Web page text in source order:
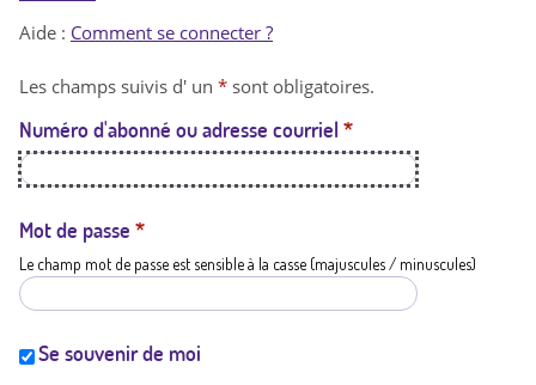
t
a
t
i
Aide : Comment se connecter ?
Les champs suivis d' un * sont obligatoires.
Numéro d'abonné ou adresse courriel *
Mot de passe *
Le champ mot de passe est sensible à la casse (majuscules / minuscules)
Se souvenir de moi